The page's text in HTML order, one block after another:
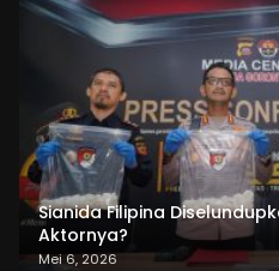
Sianida Filipina
Aktornya?
Mei 6, 2026